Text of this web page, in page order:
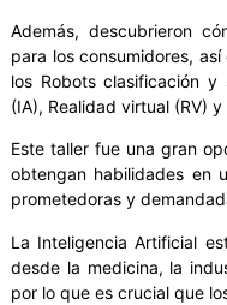
Además, descubrieron
para los consumidores,
los Robots clasificación y
(IA), Realidad virtual (RV)
Este taller fue una gran
obtengan habilidades en
prometedoras y
La Inteligencia Artificial
desde la medicina, la
por lo que es crucial que